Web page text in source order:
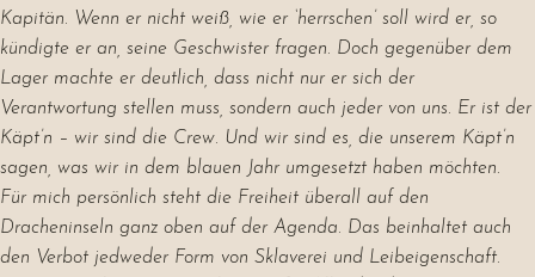
Kapitän. Wenn er nicht weiß, wie er ‘herrschen’ soll wird er, so
kündigte er an, seine Geschwister fragen. Doch gegenüber dem
Lager machte er deutlich, dass nicht nur er sich der
Verantwortung stellen muss, sondern auch jeder von uns. Er ist der
Käpt’n – wir sind die Crew. Und wir sind es, die unserem Käpt’n
sagen, was wir in dem blauen Jahr umgesetzt haben möchten.
Für mich persönlich steht die Freiheit überall auf den
Dracheninseln ganz oben auf der Agenda. Das beinhaltet auch
den Verbot jedweder Form von Sklaverei und Leibeigenschaft.